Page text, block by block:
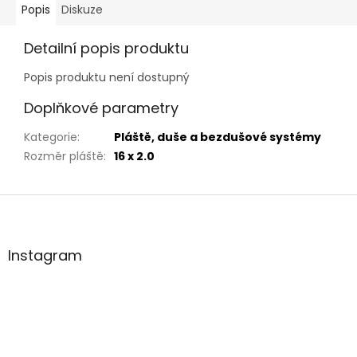
Popis Diskuze
Detailní popis produktu
Popis produktu není dostupný
Doplňkové parametry
Kategorie:
Pláště, duše a bezdušové systémy
Rozměr pláště: 16 x 2.0
Z
aInstagram